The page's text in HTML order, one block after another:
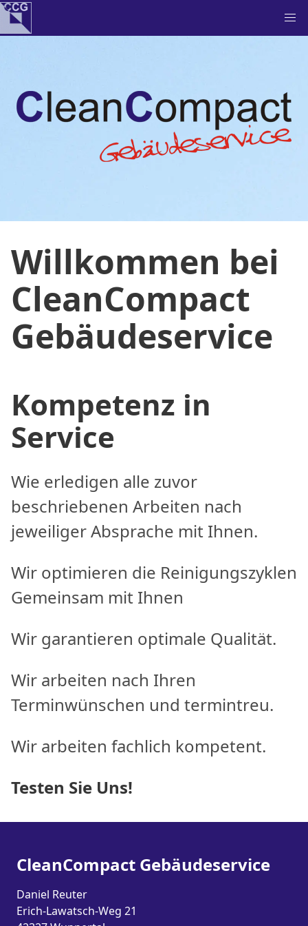
Willkommen bei
CleanCompact
Gebäudeservice
Kompetenz in
Service
Wie erledigen alle zuvor
beschriebenen Arbeiten nach
jeweiliger Absprache mit Ihnen.
Wir optimieren die Reinigungszyklen
Gemeinsam mit Ihnen
Wir garantieren optimale Qualität.
Wir arbeiten nach Ihren
Terminwünschen und termintreu.
Wir arbeiten fachlich kompetent.
Testen Sie Uns!
CleanCompact Gebäudeservice
Daniel Reuter
Erich-Lawatsch-Weg 21